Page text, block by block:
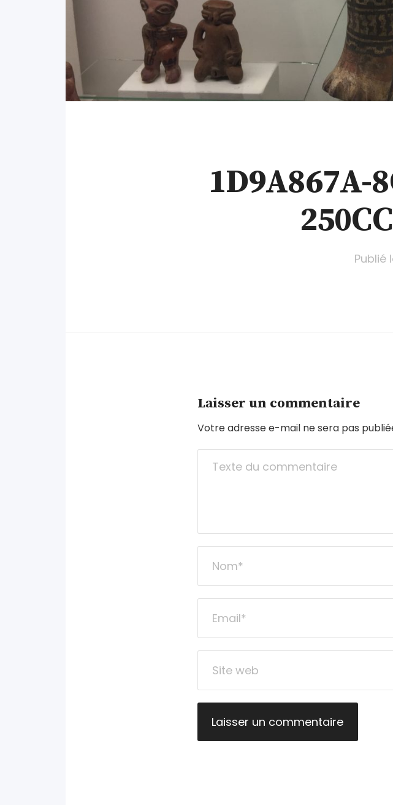
1D9A867A-
Publié
Laisser un commentaire
Votre adresse e-mail ne sera pas